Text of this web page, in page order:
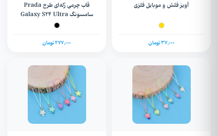
آویز فلش و موبایل فلزی
37,000 تومان
قاب چرمی ژله‌ای طرح Prada
سامسونگ Galaxy S24 Ultra
277,000 تومان